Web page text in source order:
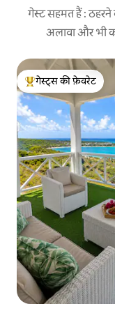
गेस्ट सहमत हैं :
अलावा और भी
गेस्ट्स का टॉप फ़ेवरेट
गेस्ट्स की फ़ेवरेट